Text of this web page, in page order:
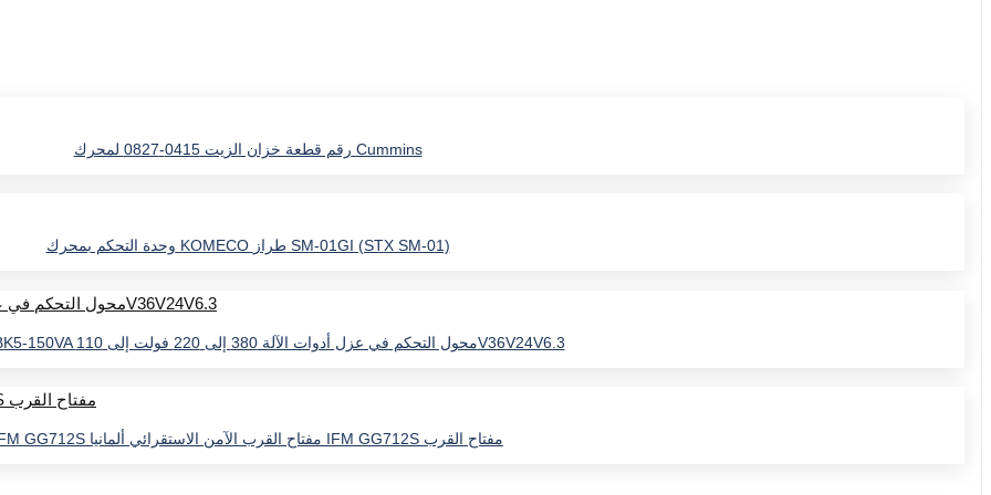
رقم قطعة خزان الزيت 0415-0827 لمحرك Cummins
وحدة التحكم بمحرك KOMECO طراز SM-01GI (STX SM-01)
Yunwei JBK5-150VA محول التحكم في عزل أدوات الآلة 380 إلى 220 فولت إلى 110V36V24V6.3
IFM GG712S مفتاح القرب الآمن الاستقرائي ألمانيا IFM GG712S مفتاح القرب